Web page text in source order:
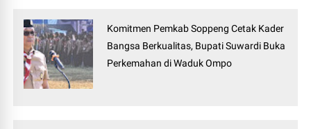
Komitmen Pemkab Soppeng Cetak Kader
Bangsa Berkualitas, Bupati Suwardi Buka
Perkemahan di Waduk Ompo